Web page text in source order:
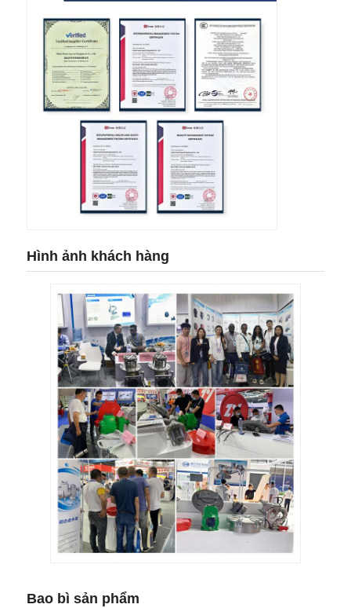
Hình ảnh khách hàng
Bao bì sản phẩm